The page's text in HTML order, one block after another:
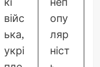
війс
ька,
укрі
опу
ляр
ніст